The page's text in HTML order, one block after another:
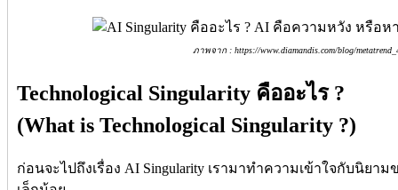
ภาพจาก : https://www.diamandis.com/blog/
Technological Singularity คืออะไร ?
(What is Technological Singularity ?)
ก่อนจะไปถึงเรื่อง AI Singularity เรามาทำความเข้าใจกับนิยา